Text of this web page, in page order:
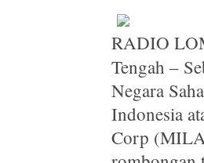
RADIO
Tengah –
Negara
Indonesia
Corp